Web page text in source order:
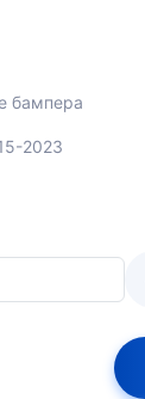
бампера
2023